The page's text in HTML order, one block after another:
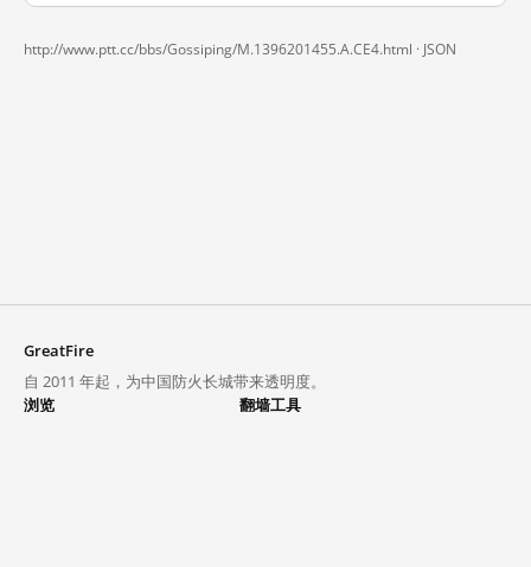
http://www.ptt.cc/bbs/Gossiping/M.1396201455.A.CE4.html · JSON
GreatFire
自 2011 年起，为中国防火长城带来透明度。
浏览
翻墙工具